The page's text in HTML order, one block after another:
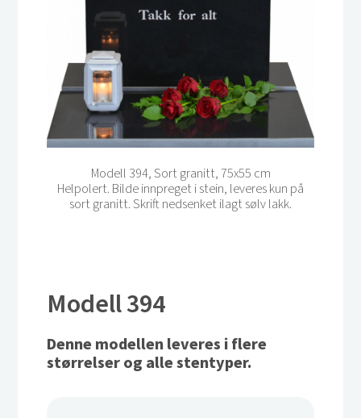
Modell 394, Sort granitt, 75x55 cm
Helpolert. Bilde innpreget i stein, leveres kun på
sort granitt. Skrift nedsenket ilagt sølv lakk.
Modell 394
Denne modellen leveres i flere
størrelser og alle stentyper.